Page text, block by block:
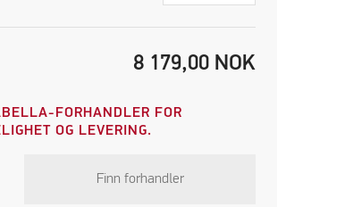
8 179,00 NOK
FORHANDLER FOR
OG LEVERING.
Finn forhandler